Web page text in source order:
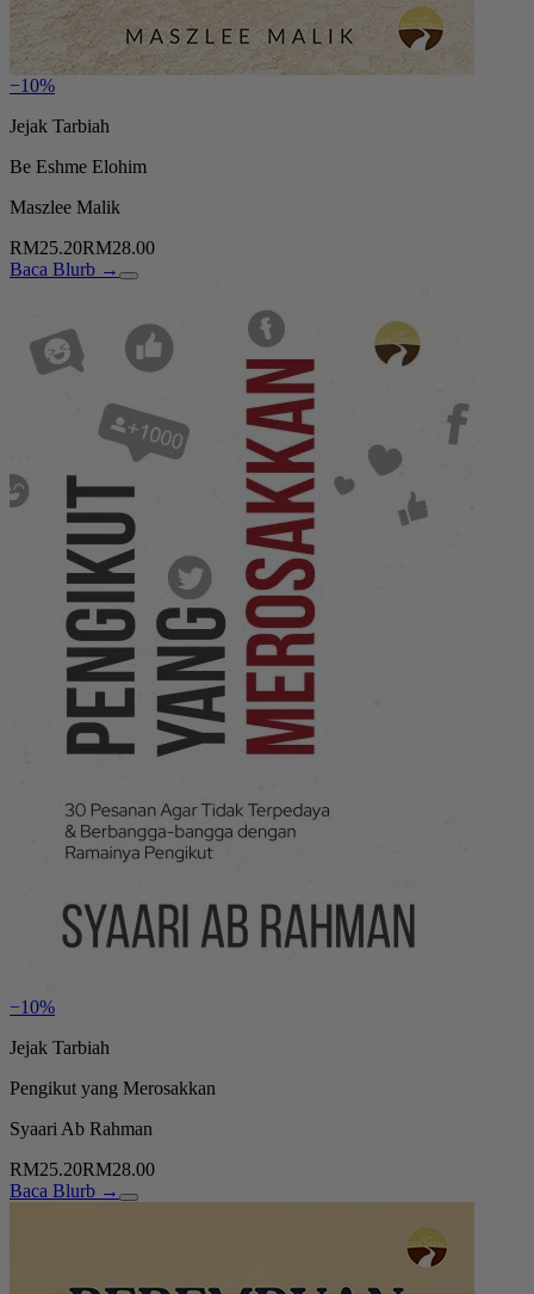
−10%
Jejak Tarbiah
Be Eshme Elohim
Maszlee Malik
RM25.20RM28.00
Baca Blurb →
−10%
Jejak Tarbiah
Pengikut yang Merosakkan
Syaari Ab Rahman
RM25.20RM28.00
Baca Blurb →